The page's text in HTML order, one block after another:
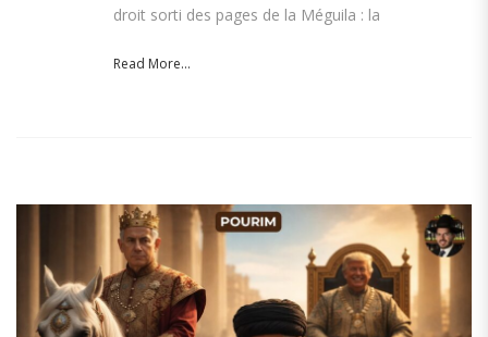
droit sorti des pages de la Méguila : la
Read More...